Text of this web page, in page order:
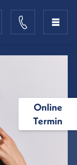
Online
Termin